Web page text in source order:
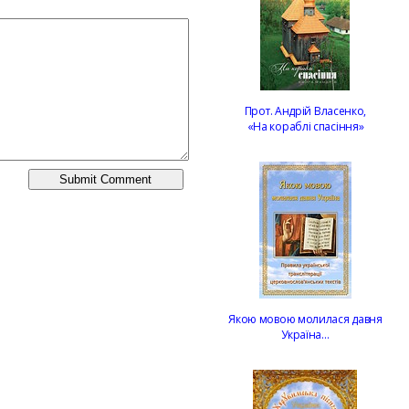
Прот. Андрій Власенко,
«На кораблі спасіння»
Якою мовою молилася давня
Україна…